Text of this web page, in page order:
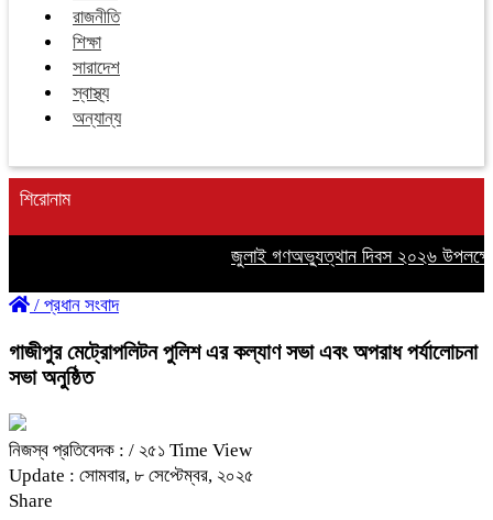
রাজনীতি
শিক্ষা
সারাদেশ
স্বাস্থ্য
অন্যান্য
শিরোনাম
জুলাই গণঅভ্যুত্থান দিবস ২০২৬ উপলক্ষে
/ প্রধান সংবাদ
গাজীপুর মেট্রোপলিটন পুলিশ এর কল্যাণ সভা এবং অপরাধ পর্যালোচনা
সভা অনুষ্ঠিত
নিজস্ব প্রতিবেদক : / ২৫১ Time View
Update : সোমবার, ৮ সেপ্টেম্বর, ২০২৫
Share